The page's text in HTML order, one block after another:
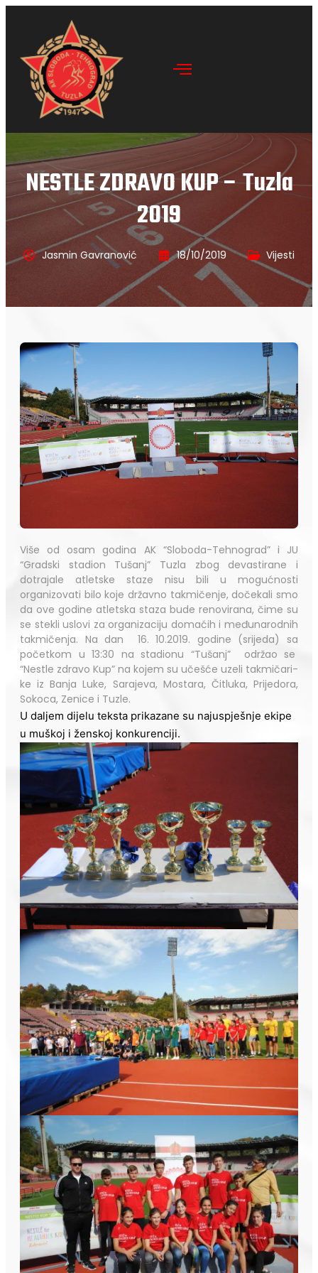
NESTLE ZDRAVO KUP – Tuzla
2019
Jasmin Gavranović 18/10/2019 Vijesti
Više od osam godina AK “Sloboda-Tehnograd” i JU
“Gradski stadion Tušanj” Tuzla zbog devastirane i
dotrajale atletske staze nisu bili u mogućnosti
organizovati bilo koje državno takmičenje, dočekali smo
da ove godine atletska staza bude renovirana, čime su
se stekli uslovi za organizaciju domaćih i međunarodnih
takmičenja. Na dan 16. 10.2019. godine (srijeda) sa
početkom u 13:30 na stadionu “Tušanj” održao se
“Nestle zdravo Kup” na kojem su učešće uzeli takmičari-
ke iz Banja Luke, Sarajeva, Mostara, Čitluka, Prijedora,
Sokoca, Zenice i Tuzle.
U daljem dijelu teksta prikazane su najuspješnje ekipe
u muškoj i ženskoj konkurenciji.